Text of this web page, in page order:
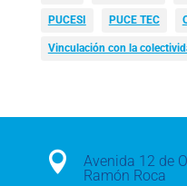
PUCESI PUCE TEC
Vinculación con la

Avenida 12 de
Ramón Roca